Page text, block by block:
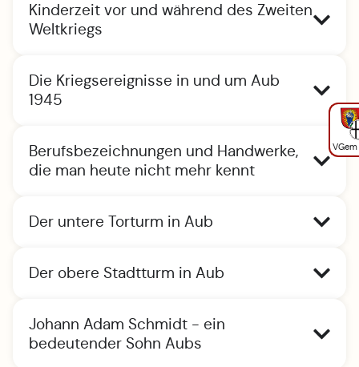
Kinderzeit vor und während des Zweiten
Weltkriegs
Die Kriegsereignisse in und um Aub
1945
Berufsbezeichnungen und Handwerke,
die man heute nicht mehr kennt
Der untere Torturm in Aub
Der obere Stadtturm in Aub
Johann Adam Schmidt - ein
bedeutender Sohn Aubs